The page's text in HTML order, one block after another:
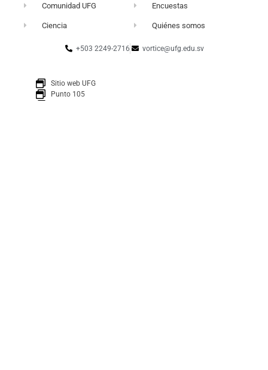
Comunidad UFG
Ciencia
Encuestas
Quiénes somos
+503 2249-2716 vortice@ufg.edu.sv
Sitio web UFG
Punto 105